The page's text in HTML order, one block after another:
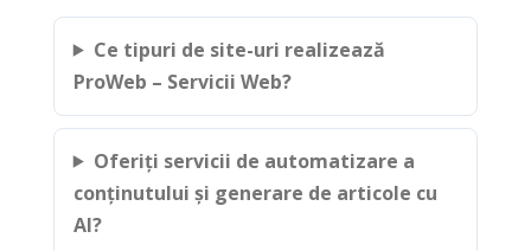
Ce tipuri de site-uri realizează
ProWeb – Servicii Web?
Oferiți servicii de automatizare a
conținutului și generare de articole cu
AI?